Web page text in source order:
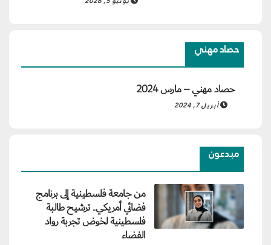
حصاد مهني
حصاد مهني – مارس 2024
أبريل 7, 2024
مبدعون
من جامعة فلسطينية إلى برنامج
فضائي أمريكي.. ترشيح طالبة
فلسطينية لخوض تجربة رواد
الفضاء